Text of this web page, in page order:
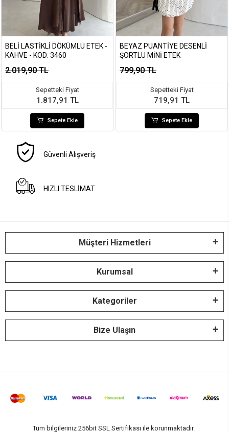
BELI LASTIKLI DÖKÜMLÜ ETEK -
KAHVE - KOD: 3460
2.019,90 TL
Sepetteki Fiyat
1.817,91 TL
Sepete Ekle
BEYAZ PUANTIYE DESENLI
ŞORTLU MINI ETEK
799,90 TL
Sepetteki Fiyat
719,91 TL
Sepete Ekle
Güvenli Alışveriş
HIZLI TESLİMAT
Müşteri Hizmetleri
Kurumsal
Kategoriler
Bize Ulaşın
Tüm bilgileriniz 256bit SSL Sertifikası ile korunmaktadır.